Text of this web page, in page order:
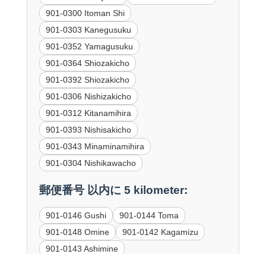
901-0300 Itoman Shi
901-0303 Kanegusuku
901-0352 Yamagusuku
901-0364 Shiozakicho
901-0392 Shiozakicho
901-0306 Nishizakicho
901-0312 Kitanamihira
901-0393 Nishisakicho
901-0343 Minaminamihira
901-0304 Nishikawacho
郵便番号 以内に 5 kilometer:
901-0146 Gushi
901-0144 Toma
901-0148 Omine
901-0142 Kagamizu
901-0143 Ashimine